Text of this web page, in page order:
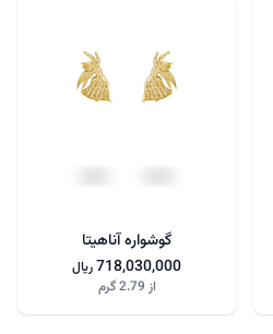
گوشواره آناهیتا
718,030,000ریال
از 2.79 گرم